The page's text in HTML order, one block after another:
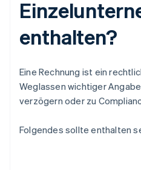
enthalten?
Eine Rechnung ist ein
Weglassen wichtiger
verzögern oder zu
Folgendes sollte enthalten